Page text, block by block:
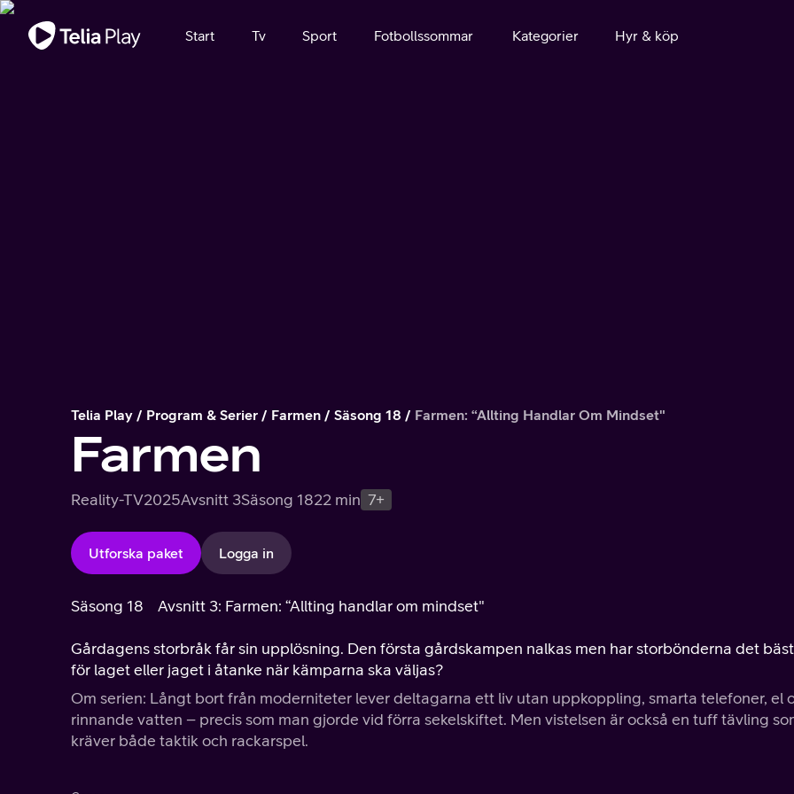
Viktigt meddelande
Start Tv Sport Fotbollssommar Kategorier Hyr & köp
Telia Play Program & Serier Farmen Säsong 18 Farmen: “Allting Handlar Om Mindset"
Farmen
Reality-TV2025Avsnitt 3Säsong 1822 min 7+
Utforska paket Logga in
Säsong 18 Avsnitt 3: Farmen: “Allting handlar om mindset"
Gårdagens storbråk får sin upplösning. Den första gårdskampen nalkas men har storbönderna det
för laget eller jaget i åtanke när kämparna ska väljas?
Om serien: Långt bort från moderniteter lever deltagarna ett liv utan uppkoppling, smarta telefoner, el
rinnande vatten – precis som man gjorde vid förra sekelskiftet. Men vistelsen är också en tuff tävling
kräver både taktik och rackarspel.